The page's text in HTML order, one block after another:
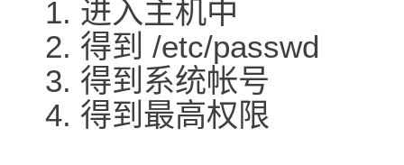
1. 进入主机中
2. 得到 /etc/passwd
3. 得到系统帐号
4. 得到最高权限